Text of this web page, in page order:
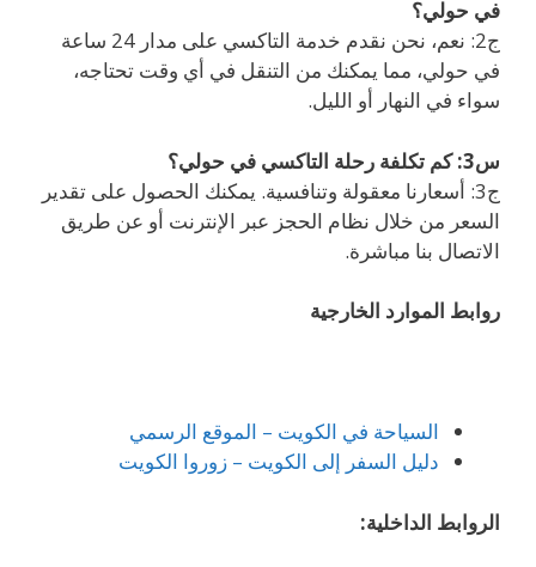
في حولي؟
ج2: نعم، نحن نقدم خدمة التاكسي على مدار 24 ساعة
في حولي، مما يمكنك من التنقل في أي وقت تحتاجه،
سواء في النهار أو الليل.
س3: كم تكلفة رحلة التاكسي في حولي؟
ج3: أسعارنا معقولة وتنافسية. يمكنك الحصول على تقدير
السعر من خلال نظام الحجز عبر الإنترنت أو عن طريق
الاتصال بنا مباشرة.
روابط الموارد الخارجية
السياحة في الكويت – الموقع الرسمي
دليل السفر إلى الكويت – زوروا الكويت
الروابط الداخلية: